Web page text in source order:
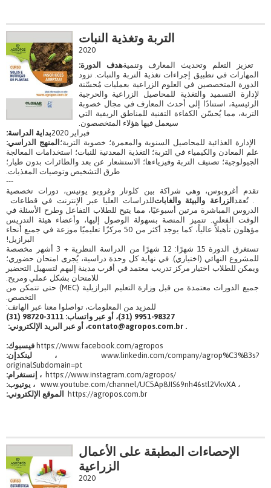
التربة وتغذية النبات
2020
هدف الدورة:تعزيز التعلم وتحديث المعارف وتنمية
المهارات في تطبيق إجراءات تغذية التربة والنبات. تزود
الدورة المتخصصين في العلوم الزراعية بعمليات مُحسّنة
لإدارة التسميد والتغذية للمحاصيل الزراعية والحرجية
الرئيسية، استنادًا إلى أحدث المعارف في مجال خصوبة
التربة، مما يُحسّن الكفاءة التقنية للمناطق الريفية التي
سيعمل فيها هؤلاء المتخصصون.
بداية الدراسة:
فبراير 2020
المنهج الدراسي: الإدارة الغذائية للمحاصيل السنوية والمعمرة؛ خصوبة التربة؛
علم المعادن والكيمياء في التربة؛ التغذية المعدنية للنبات؛ استخدامات المعالجة
الجيولوجية؛ تصنيف التربة وفيزياءها؛ الاستشعار عن بعد والطائرات بدون طيار؛
طرق التشخيص وتوصيات المغذيات.
---
تقدم أغروبوس، وهي شراكة بين كلونار وغروبو يونيس، دورات تخصصية
للدراسات العليا عبر الإنترنت في قطاعاتالزراعة والبيئة والغابات . تُعقد
الدروس المباشرة مرتين أسبوعيًا، مما يتيح للطلاب التفاعل وطرح الأسئلة في
الوقت الفعلي. تتميز المنصة بسهولة الوصول إليها، وأعضاء هيئة التدريس
مؤهلون تأهيلاً عالياً، كما يوجد أكثر من 50 مركزًا تعليميًا موزعة في جميع أنحاء
البرازيل!
تستغرق الدورة 15 شهرًا: 12 شهرًا من الدراسة النظرية + 3 أشهر مخصصة
للمشروع النهائي (اختياري). في نهاية كل وحدة دراسية، يُجرى امتحان حضوري؛
ويمكن للطلاب اختيار مركز تدريب معتمد في أقرب مدينة إليهم لتسهيل التحضير
للامتحان بشكل عملي ومريح.
جميع الدورات معتمدة من قبل وزارة التعليم البرازيلية (MEC) حتى تتمكن من
التخصص.
للمزيد من المعلومات، تواصلوا معنا عبر الهاتف:
9951-98327 (31)، أو عبر واتساب: 3111-98720 (31)
، أو عبر البريد الإلكتروني:contato@agropos.com.br .
فيسبوك: https://www.facebook.com/agropos
، لينكدإن:www.linkedin.com/company/agrop%C3%B3s?
originalSubdomain=pt
، إنستغرام: https://www.instagram.com/agropos/
، يوتيوب: www.youtube.com/channel/UC5Ap8JIS69nh46stl2VkvXA ،
الموقع الإلكتروني:
https://agropos.com.br
الإحصاءات المطبقة على الأعمال
الزراعية
2020